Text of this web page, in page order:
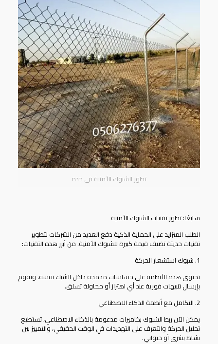
تطور الشبوك الأمنية في جده
سابعًا: تطور تقنيات الشبوك الأمنية
الطلب المتزايد على الحماية الذكية دفع العديد من الشركات لتطوير
تقنيات حديثة تضيف قيمة كبيرة للشبوك الأمنية. من أبرز هذه التقنيات:
1. شبوك استشعار الحركة
تحتوي هذه الأنظمة على حساسات مدمجة داخل الشبك نفسه، وتقوم
بإرسال تنبيهات فورية عند أي اهتزاز أو محاولة تسلق.
2. التكامل مع أنظمة الذكاء الاصطناعي
يمكن الآن ربط الشبوك بكاميرات مدعومة بالذكاء الاصطناعي، تستطيع
تحليل الحركة والتعرف على التهديدات في الوقت الحقيقي، والتمييز بين
نشاط بشري أو حيواني.